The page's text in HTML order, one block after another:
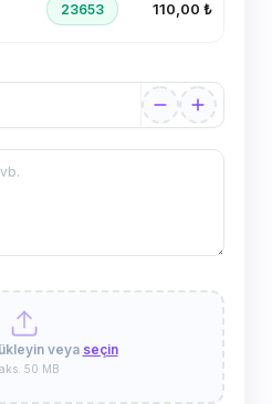
23653 110,00 ₺
veya seçin
50 MB